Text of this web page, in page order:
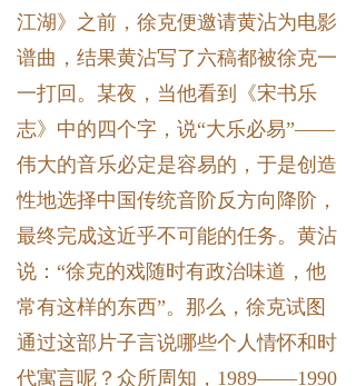
江湖》之前，徐克便邀请黄沾为电影
谱曲，结果黄沾写了六稿都被徐克一
一打回。某夜，当他看到《宋书乐
志》中的四个字，说“大乐必易”——
伟大的音乐必定是容易的，于是创造
性地选择中国传统音阶反方向降阶，
最终完成这近乎不可能的任务。黄沾
说：“徐克的戏随时有政治味道，他
常有这样的东西”。那么，徐克试图
通过这部片子言说哪些个人情怀和时
代寓言呢？众所周知，1989——1990